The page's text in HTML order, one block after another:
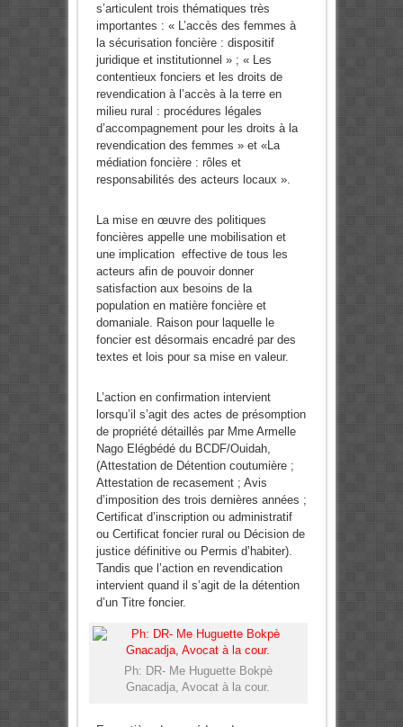
s’articulent trois thématiques très
importantes : « L’accès des femmes à
la sécurisation foncière : dispositif
juridique et institutionnel » ; « Les
contentieux fonciers et les droits de
revendication à l’accès à la terre en
milieu rural : procédures légales
d’accompagnement pour les droits à la
revendication des femmes » et «La
médiation foncière : rôles et
responsabilités des acteurs locaux ».
La mise en œuvre des politiques
foncières appelle une mobilisation et
une implication effective de tous les
acteurs afin de pouvoir donner
satisfaction aux besoins de la
population en matière foncière et
domaniale. Raison pour laquelle le
foncier est désormais encadré par des
textes et lois pour sa mise en valeur.
L’action en confirmation intervient
lorsqu’il s’agit des actes de présomption
de propriété détaillés par Mme Armelle
Nago Elégbédé du BCDF/Ouidah,
(Attestation de Détention coutumière ;
Attestation de recasement ; Avis
d’imposition des trois dernières années ;
Certificat d’inscription ou administratif
ou Certificat foncier rural ou Décision de
justice définitive ou Permis d’habiter).
Tandis que l’action en revendication
intervient quand il s’agit de la détention
d’un Titre foncier.
Ph: DR- Me Huguette Bokpè
Gnacadja, Avocat à la cour.